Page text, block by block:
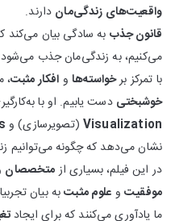
واقعیت‌های زندگی‌مان دارند.
قانون جذب به سادگی بیان
می‌کنیم، به زندگی‌مان جذب
با تمرکز برخواسته‌ها و افکار مثبت،
خوشبختی دست یابیم. او با
Visualization(تصویرسازی) و
نشان می‌دهد که چگونه می‌توانیم
در این فیلم، بسیاری ازمتخصصان
موفقیتو علوم مثبتبه بیان
ما یادآوری می‌کنند که برای ایجاد